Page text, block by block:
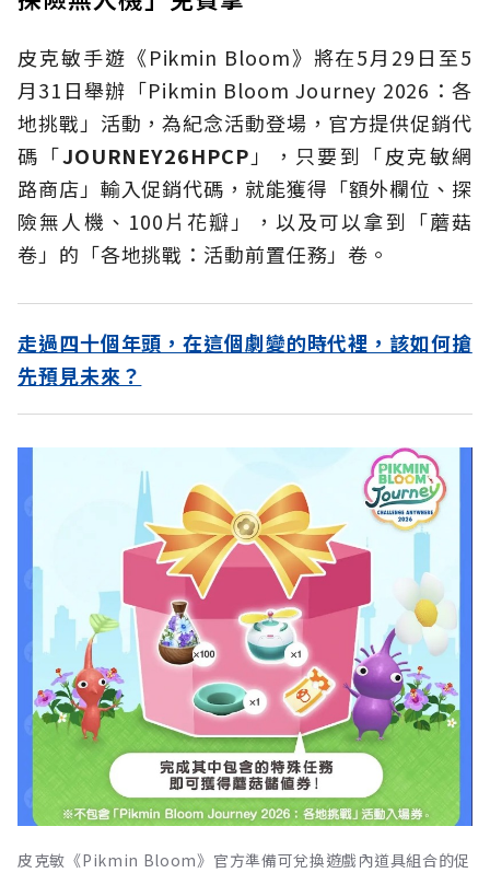
皮克敏手遊《Pikmin Bloom》將在5月29日至5
月31日舉辦「Pikmin Bloom Journey 2026：各
地挑戰」活動，為紀念活動登場，官方提供促銷代
碼「JOURNEY26HPCP 」，只要到「皮克敏網
路商店」輸入促銷代碼，就能獲得「額外欄位、探
險無人機、100片花瓣」，以及可以拿到「蘑菇
卷」的「各地挑戰：活動前置任務」卷。
走過四十個年頭，在這個劇變的時代裡，該如何搶
先預見未來？
皮克敏《Pikmin Bloom》官方準備可兌換遊戲內道具組合的促